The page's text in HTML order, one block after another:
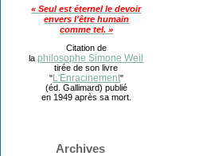
« Seul est éternel le devoir
envers l'être humain
comme tel. »
Citation de
laphilosophe Simone Weil
tirée de son livre
"L'Enracinement"
(éd. Gallimard) publié
en 1949 après sa mort.
Archives